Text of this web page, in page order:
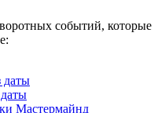
событий, которые